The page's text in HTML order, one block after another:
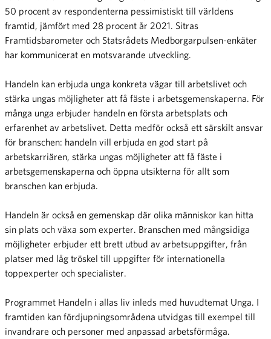
50 procent av respondenterna pessimistiskt till världens
framtid, jämfört med 28 procent år 2021. Sitras
Framtidsbarometer och Statsrådets Medborgarpulsen-enkäter
har kommunicerat en motsvarande utveckling.
Handeln kan erbjuda unga konkreta vägar till arbetslivet och
stärka ungas möjligheter att få fäste i arbetsgemenskaperna. För
många unga erbjuder handeln en första arbetsplats och
erfarenhet av arbetslivet. Detta medför också ett särskilt ansvar
för branschen: handeln vill erbjuda en god start på
arbetskarriären, stärka ungas möjligheter att få fäste i
arbetsgemenskaperna och öppna utsikterna för allt som
branschen kan erbjuda.
Handeln är också en gemenskap där olika människor kan hitta
sin plats och växa som experter. Branschen med mångsidiga
möjligheter erbjuder ett brett utbud av arbetsuppgifter, från
platser med låg tröskel till uppgifter för internationella
toppexperter och specialister.
Programmet Handeln i allas liv inleds med huvudtemat Unga. I
framtiden kan fördjupningsområdena utvidgas till exempel till
invandrare och personer med anpassad arbetsförmåga.